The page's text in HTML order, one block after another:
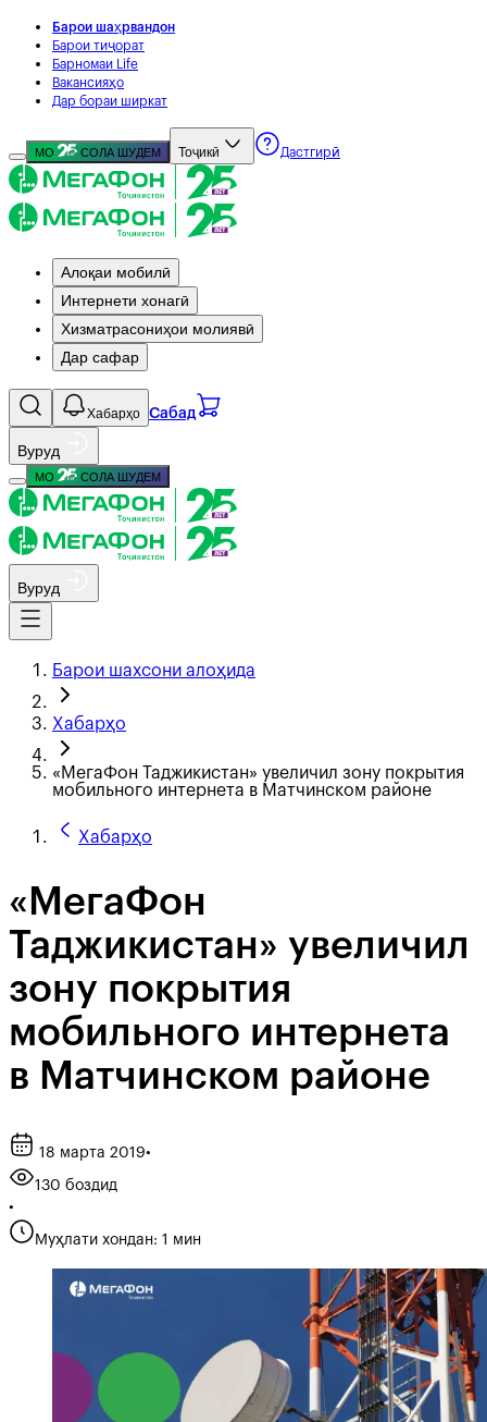
Барои шаҳрвандон
Барои тиҷорат
Барномаи Life
Вакансияҳо
Дар бораи ширкат
МО СОЛА ШУДЕМ Тоҷикӣ Дастгирӣ
Алоқаи мобилӣ
Интернети хонагӣ
Хизматрасониҳои молиявӣ
Дар сафар
Хабарҳо Сабад
Вуруд
МО СОЛА ШУДЕМ
Вуруд
Барои шахсони алоҳида
Хабарҳо
«МегаФон Таджикистан» увеличил зону покрытия
мобильного интернета в Матчинском районе
Хабарҳо
«МегаФон
Таджикистан» увеличил
зону покрытия
мобильного интернета
в Матчинском районе
18 марта 2019•
130 боздид
•
Муҳлати хондан: 1 мин